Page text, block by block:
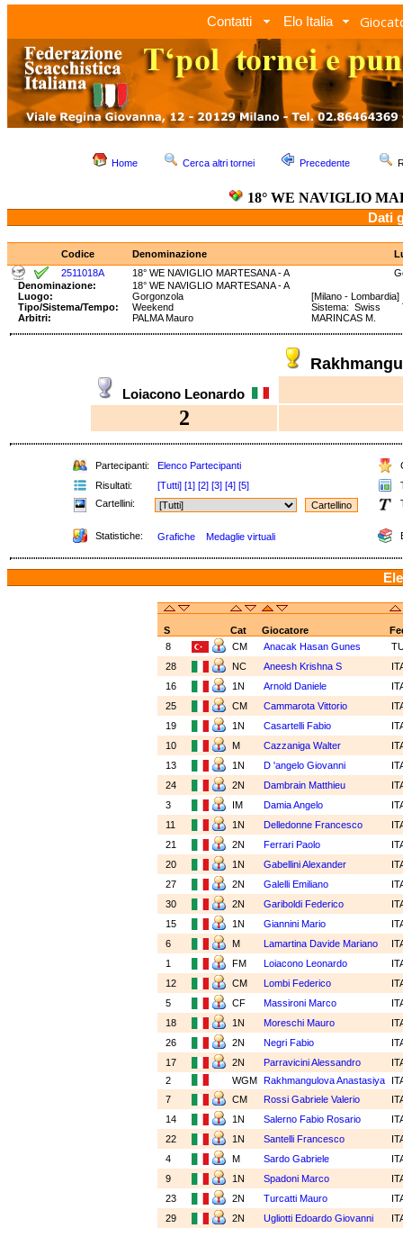
Contatti Elo Italia
Home Cerca altri tornei Precedente
18° WE NAVIGLIO
Dati
Codice Denominazione
2511018A
18° WE NAVIGLIO MARTESANA - A
Denominazione:
18° WE NAVIGLIO MARTESANA - A
Luogo:
Gorgonzola
[Milano - Lombardia]
Tipo/Sistema/Tempo:
Weekend
Sistema: Swiss
Arbitri:
PALMA Mauro MARINCAS M.
Loiacono Leonardo
2
Partecipanti: Elenco Partecipanti
Risultati:
[Tutti] [1] [2] [3] [4] [5]
Cartellini:
Statistiche: Grafiche Medaglie virtuali
S Cat Giocatore
8
CM Anacak Hasan Gunes
28
NC Aneesh Krishna S
16
1N Arnold Daniele
25
CM Cammarota Vittorio
19
1N Casartelli Fabio
10
M Cazzaniga Walter
13
1N D 'angelo Giovanni
24
2N Dambrain Matthieu
3
IM Damia Angelo
11
1N Delledonne Francesco
21
2N Ferrari Paolo
20
1N Gabellini Alexander
27
2N Galelli Emiliano
30
2N Gariboldi Federico
15
1N Giannini Mario
6
M Lamartina Davide Mariano
1
FM Loiacono Leonardo
12
CM Lombi Federico
5
CF Massironi Marco
18
1N Moreschi Mauro
26
2N Negri Fabio
17
2N Parravicini Alessandro
2
WGM Rakhmangulova Anastasiya
7
CM Rossi Gabriele Valerio
14
1N Salerno Fabio Rosario
22
1N Santelli Francesco
4
M Sardo Gabriele
9
1N Spadoni Marco
23
2N Turcatti Mauro
29
2N Ugliotti Edoardo Giovanni